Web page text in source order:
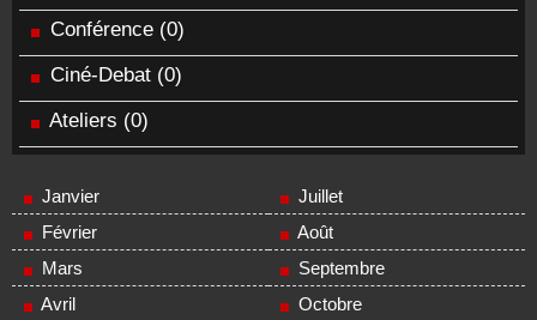
Conférence (0)
Ciné-Debat (0)
Ateliers (0)
Janvier
Février
Mars
Avril
Juillet
Août
Septembre
Octobre